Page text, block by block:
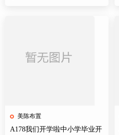
美陈布置
A178我们开学啦中小学毕业开